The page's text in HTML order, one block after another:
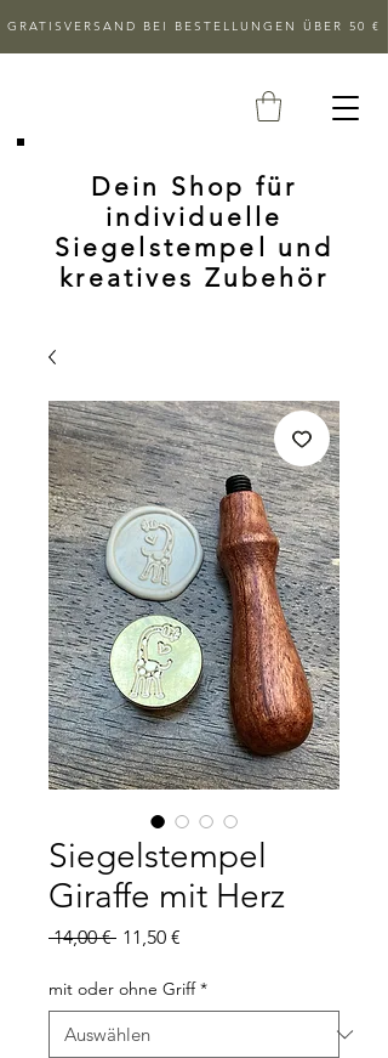
GRATISVERSAND BEI BESTELLUNGEN ÜBER 50 €
Dein Shop für
individuelle
Siegelstempel und
kreatives Zubehör
Siegelstempel
Giraffe mit Herz
14,00 € Standardpreis
11,50 €
mit oder ohne Griff *